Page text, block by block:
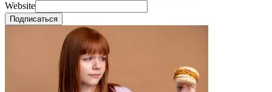
Website
Подписаться